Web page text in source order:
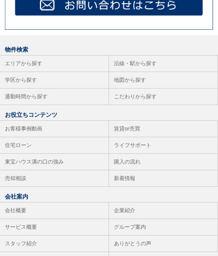
物件検索
エリアから探す 沿線・駅から探す
学区から探す 地図から探す
通勤時間から探す こだわりから探す
お役立ちコンテンツ
お客様事例動画 賃貸or売買
住宅ローン ライフサポート
東宝ハウス溝の口の強み 購入の流れ
売却相談 新着情報
会社案内
会社概要 企業紹介
サービス概要 グループ案内
スタッフ紹介 ありがとうの声